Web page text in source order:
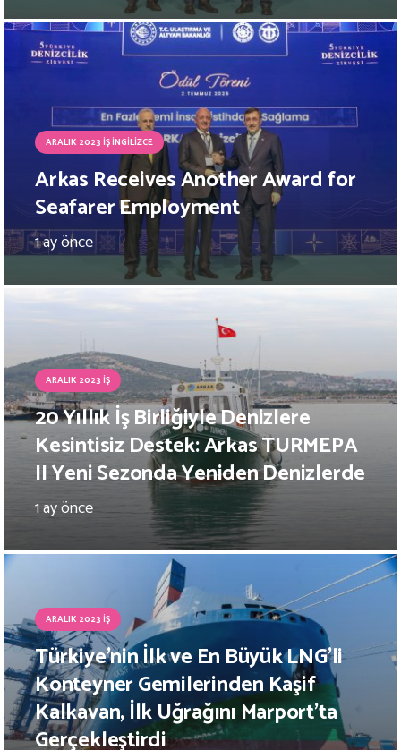
ARALIK 2023 İŞ İNGILIZCE
Arkas Receives Another Award for
Seafarer Employment
1 ay önce
ARALIK 2023 İŞ
20 Yıllık İş Birliğiyle Denizlere
Kesintisiz Destek: Arkas TURMEPA
II Yeni Sezonda Yeniden Denizlerde
1 ay önce
ARALIK 2023 İŞ
Türkiye’nin İlk ve En Büyük LNG’li
Konteyner Gemilerinden Kaşif
Kalkavan, İlk Uğrağını Marport’ta
Gerçekleştirdi